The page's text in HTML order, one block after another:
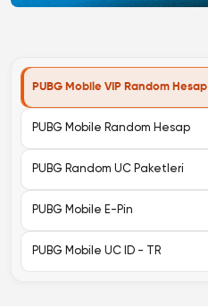
PUBG Mobile VIP Random Hesap
PUBG Mobile Random Hesap
PUBG Random UC Paketleri
PUBG Mobile E-Pin
PUBG Mobile UC ID - TR